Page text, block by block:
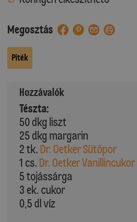
Megosztás
Piték
Hozzávalók
Tészta:
50 dkg liszt
25 dkg margarin
2 tk. Dr. Oetker Sütőpor
1 cs. Dr. Oetker Vanillincukor
5 tojássárga
3 ek. cukor
0,5 dl víz